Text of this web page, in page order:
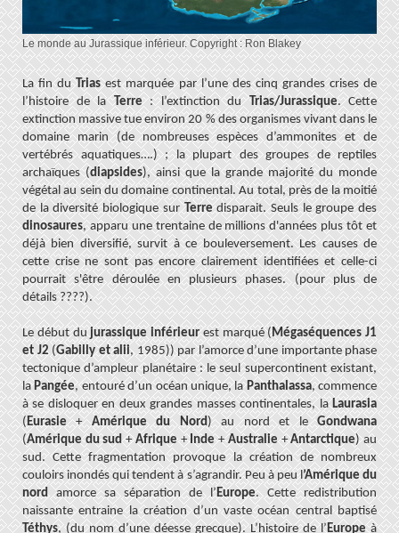
Le monde au Jurassique inférieur. Copyright : Ron Blakey
La fin duTriasest marquée par l’une des cinq grandes crises de
l’histoire de laTerre: l’extinction duTrias/Jurassique. Cette
extinction massive tue environ 20 % des organismes vivant dans le
domaine marin (de nombreuses espèces d’ammonites et de
vertébrés aquatiques….) ; la plupart des groupes de reptiles
archaïques (diapsides), ainsi que la grande majorité du monde
végétal au sein du domaine continental. Au total, près de la moitié
de la diversité biologique surTerredisparait. Seuls le groupe des
dinosaures, apparu une trentaine de millions d'années plus tôt et
déjà bien diversifié, survit à ce bouleversement. Les causes de
cette crise ne sont pas encore clairement identifiées et celle-ci
pourrait s'être déroulée en plusieurs phases. (pour plus de
détails ????).
Le début dujurassique inférieurest marqué (Mégaséquences J1
et J2(Gabilly et alii, 1985)) par l’amorce d’une importante phase
tectonique d’ampleur planétaire : le seul supercontinent existant,
laPangée, entouré d’un océan unique, laPanthalassa, commence
à se disloquer en deux grandes masses continentales, laLaurasia
(Eurasie+Amérique du Nord ) au nord et leGondwana
(Amérique du sud+Afrique+Inde+Australie+Antarctique) au
sud. Cette fragmentation provoque la création de nombreux
couloirs inondés qui tendent à s’agrandir. Peu à peu l’Amérique du
nordamorce sa séparation de l’Europe. Cette redistribution
naissante entraine la création d’un vaste océan central baptisé
Téthys, (du nom d’une déesse grecque). L’histoire de l’Europeà